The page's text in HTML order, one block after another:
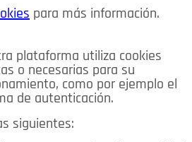
para más información.
plataforma utiliza cookies
o necesarias para su
como por ejemplo el
de autenticación.
siguientes: